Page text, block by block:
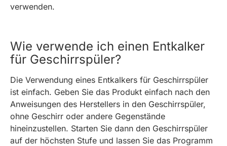
verwenden.
Wie verwende ich einen Entkalker
für Geschirrspüler?
Die Verwendung eines Entkalkers für Geschirrspüler
ist einfach. Geben Sie das Produkt einfach nach den
Anweisungen des Herstellers in den Geschirrspüler,
ohne Geschirr oder andere Gegenstände
hineinzustellen. Starten Sie dann den Geschirrspüler
auf der höchsten Stufe und lassen Sie das Programm